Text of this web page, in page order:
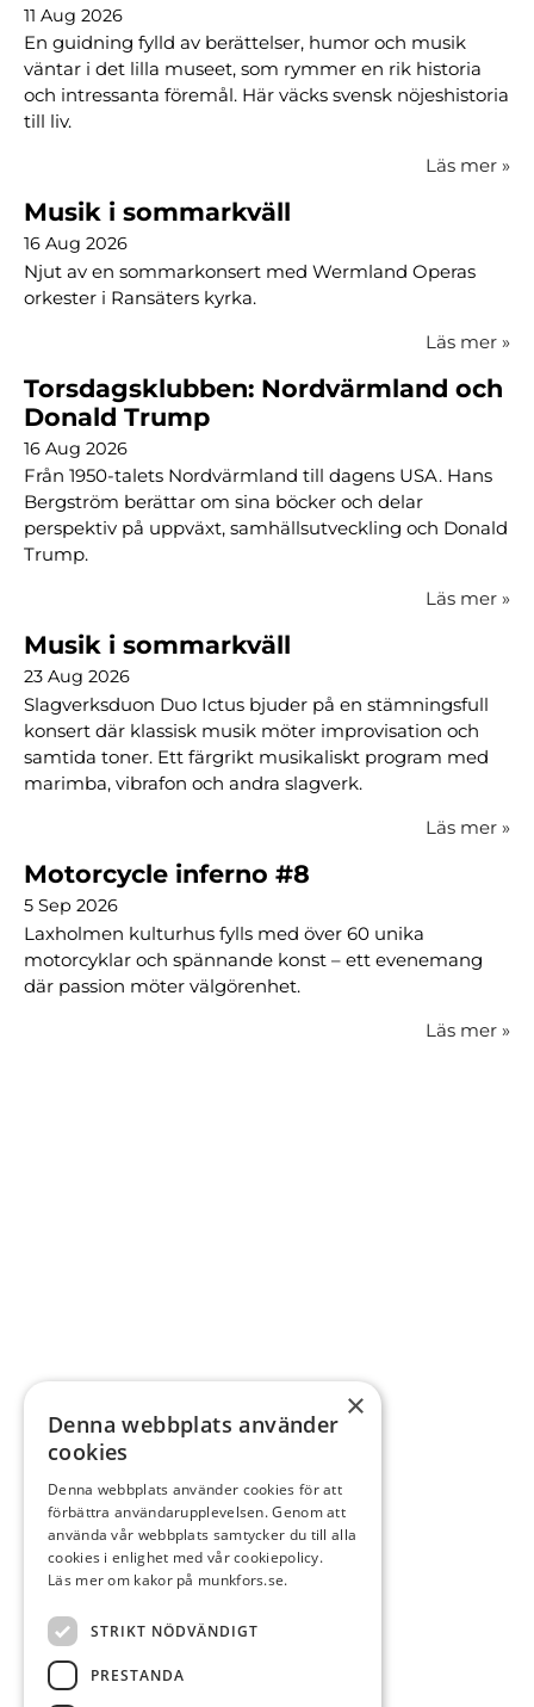
11 Aug 2026
En guidning fylld av berättelser, humor och musik
väntar i det lilla museet, som rymmer en rik historia
och intressanta föremål. Här väcks svensk nöjeshistoria
till liv.
Läs mer »
Musik i sommarkväll
16 Aug 2026
Njut av en sommarkonsert med Wermland Operas
orkester i Ransäters kyrka.
Läs mer »
Torsdagsklubben: Nordvärmland och
Donald Trump
16 Aug 2026
Från 1950-talets Nordvärmland till dagens USA. Hans
Bergström berättar om sina böcker och delar
perspektiv på uppväxt, samhällsutveckling och Donald
Trump.
Läs mer »
Musik i sommarkväll
23 Aug 2026
Slagverksduon Duo Ictus bjuder på en stämningsfull
konsert där klassisk musik möter improvisation och
samtida toner. Ett färgrikt musikaliskt program med
marimba, vibrafon och andra slagverk.
Läs mer »
Motorcycle inferno #8
5 Sep 2026
Laxholmen kulturhus fylls med över 60 unika
motorcyklar och spännande konst – ett evenemang
där passion möter välgörenhet.
Läs mer »
×
Denna webbplats använder
cookies
Denna webbplats använder cookies för att
förbättra användarupplevelsen. Genom att
använda vår webbplats samtycker du till alla
cookies i enlighet med vår cookiepolicy.
Läs mer om kakor på munkfors.se.
STRIKT NÖDVÄNDIGT
PRESTANDA